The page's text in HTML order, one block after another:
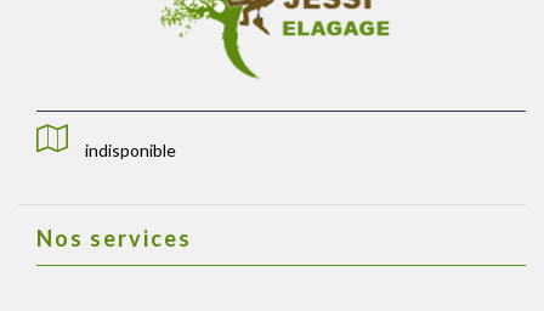
indisponible
Nos services